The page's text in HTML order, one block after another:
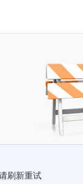
刷新重试